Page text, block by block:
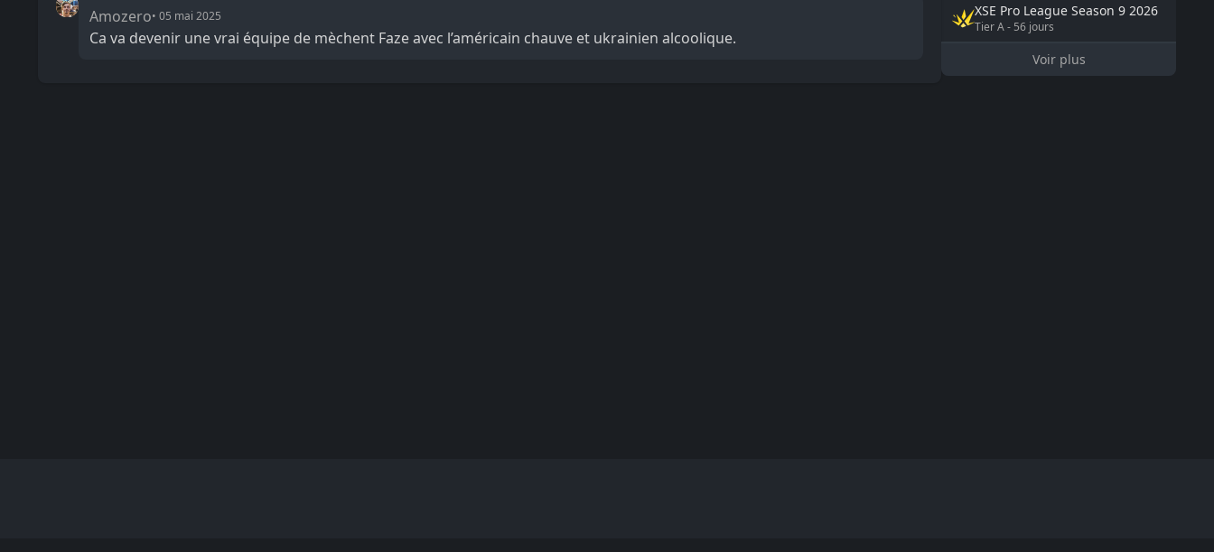
Amozero• 05 mai 2025
Ca va devenir une vrai équipe de mèchent Faze avec l’américain chauve et ukrainien alcoolique.
XSE Pro League Season 9 2026
TierA- 56 jours
Voir plus